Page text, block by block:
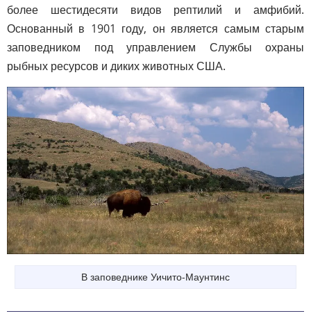
более шестидесяти видов рептилий и амфибий.
Основанный в 1901 году, он является самым старым
заповедником под управлением Службы охраны
рыбных ресурсов и диких животных США.
В заповеднике Уичито-Маунтинс